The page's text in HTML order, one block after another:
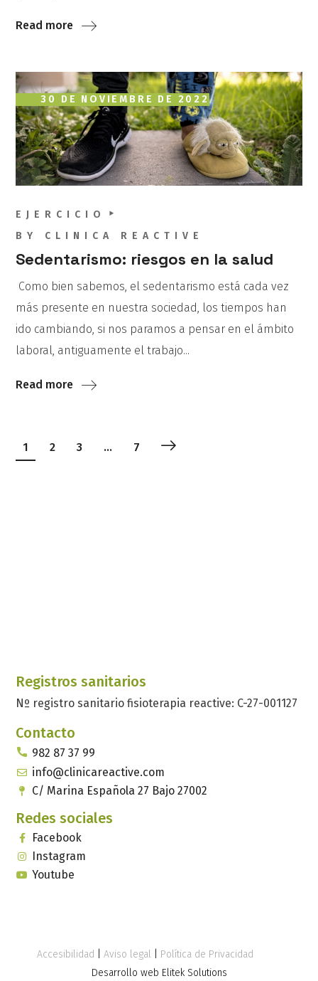
Read more
30 DE NOVIEMBRE DE 2022
EJERCICIO
BY CLINICA REACTIVE
Sedentarismo: riesgos en la salud
Como bien sabemos, el sedentarismo está cada vez
más presente en nuestra sociedad, los tiempos han
ido cambiando, si nos paramos a pensar en el ámbito
laboral, antiguamente el trabajo...
Read more
1 2 3 … 7
Registros sanitarios
Nº registro sanitario fisioterapia reactive: C-27-001127
Contacto
982 87 37 99
info@clinicareactive.com
C/ Marina Española 27 Bajo 27002
Redes sociales
Facebook
Instagram
Youtube
Accesibilidad Aviso legal
Política de Privacidad
Desarrollo web Elitek Solutions